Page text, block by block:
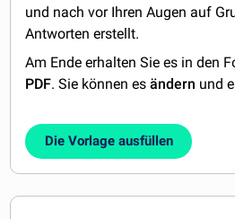
und nach vor Ihren Augen auf
Antworten erstellt.
Am Ende erhalten Sie es in den
PDF. Sie können esändern und
Die Vorlage ausfüllen